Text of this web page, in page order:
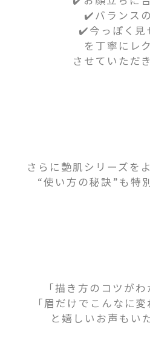
✔️バランス
✔️今っぽく見
を丁寧にレ
させていただ
さらに艶肌シリーズを
“使い方の秘訣”も特
「描き方のコツがわ
「眉だけでこんなに
と嬉しいお声もい